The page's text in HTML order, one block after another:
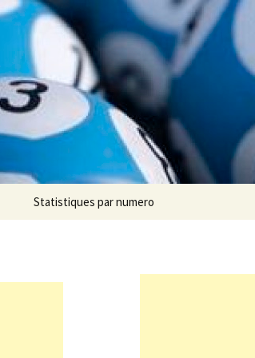
Statistiques par numero